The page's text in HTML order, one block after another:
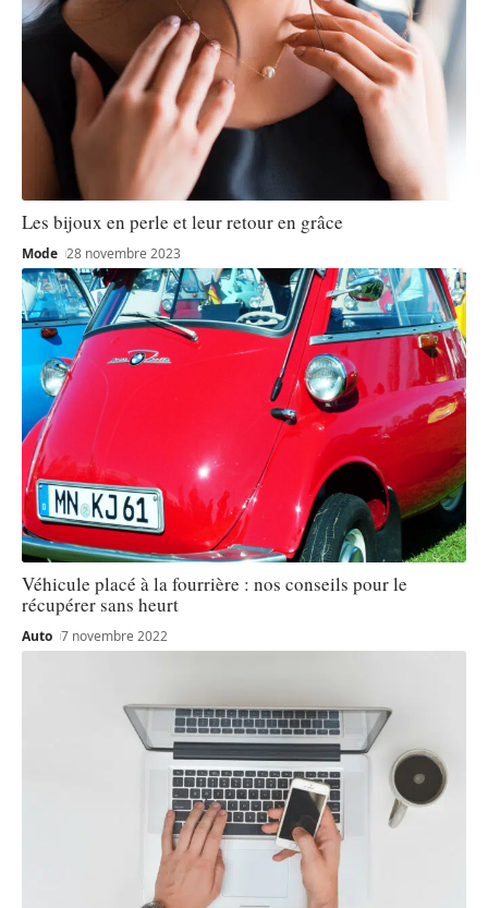
Les bijoux en perle et leur retour en grâce
Mode 28 novembre 2023
Véhicule placé à la fourrière : nos conseils pour le
récupérer sans heurt
Auto 7 novembre 2022